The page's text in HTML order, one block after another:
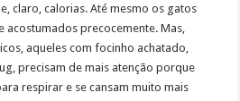
claro, calorias. Até mesmo os gatos
acostumados precocemente. Mas,
aqueles com focinho achatado,
precisam de mais atenção porque
respirar e se cansam muito mais